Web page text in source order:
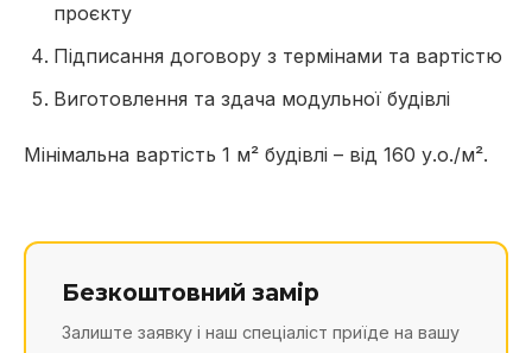
проєкту
Підписання договору з термінами та вартістю
Виготовлення та здача модульної будівлі
Мінімальна вартість 1 м² будівлі – від 160 у.о./м².
Безкоштовний замір
Залиште заявку і наш спеціаліст приїде на вашу